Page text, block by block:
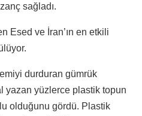
sağladı.
Esed ve İran’ın en etkili
durduran gümrük
yazan yüzlerce plastik topun
olduğunu gördü. Plastik